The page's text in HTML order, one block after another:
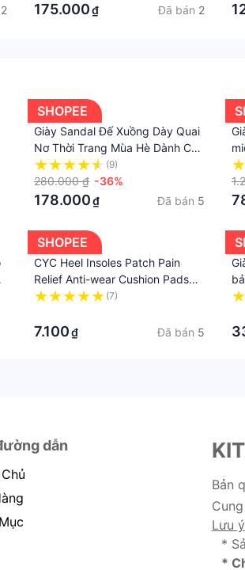
175.000₫ Đã bán 2
SHOPEE
Giày Sandal Đế Xuồng Dày Quai
Nơ Thời Trang Mùa Hè Dành Cho
Nữ
(9)
280.000 ₫ -36%
178.000₫ Đã bán 5
SHOPEE
CYC Heel Insoles Patch Pain
Relief Anti-wear Cushion Pads
Feet Care Heel Protector CY
(7)
7.100₫ Đã bán 5
dẫn
Bản
Lưu
*
*